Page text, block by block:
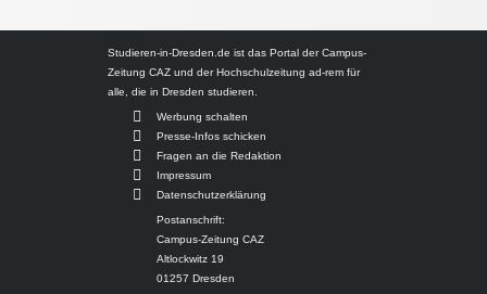
Studieren-in-Dresden.de ist das Portal der Campus-
Zeitung CAZ und der Hochschulzeitung ad-rem für
alle, die in Dresden studieren.
Werbung schalten
Presse-Infos schicken
Fragen an die Redaktion
Impressum
Datenschutzerklärung
Postanschrift:
Campus-Zeitung CAZ
Altlockwitz 19
01257 Dresden